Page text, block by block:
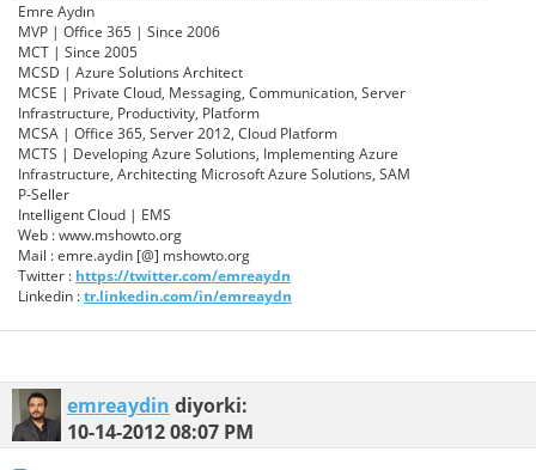
Emre Aydın
MVP | Office 365 | Since 2006
MCT | Since 2005
MCSD | Azure Solutions Architect
MCSE | Private Cloud, Messaging, Communication, Server
Infrastructure, Productivity, Platform
MCSA | Office 365, Server 2012, Cloud Platform
MCTS | Developing Azure Solutions, Implementing Azure
Infrastructure, Architecting Microsoft Azure Solutions, SAM
P-Seller
Intelligent Cloud | EMS
Web : www.mshowto.org
Mail : emre.aydin [@] mshowto.org
Twitter : https://twitter.com/emreaydn
Linkedin :tr.linkedin.com/in/emreaydn
emreaydin diyorki:
10-14-201208:07 PM